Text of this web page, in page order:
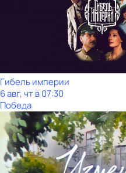
Гибель империи
6 авг, чт в 07:30
Победа